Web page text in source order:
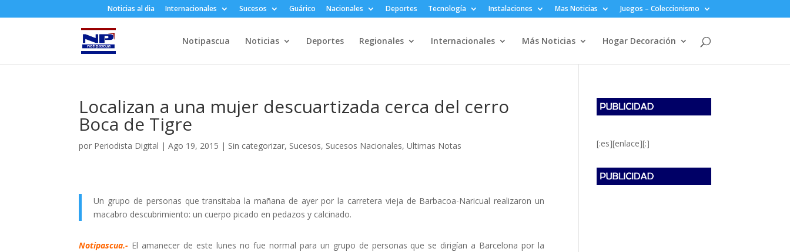
Noticias al dia Internacionales Sucesos Guárico Nacionales Deportes Tecnología Instalaciones Mas Noticias Juegos – Coleccionismo
Notipascua Noticias Deportes Regionales Internacionales Más Noticias Hogar Decoración
Localizan a una mujer descuartizada cerca del cerro
Boca de Tigre
por Periodista Digital |Ago 19, 2015 | Sin categorizar, Sucesos, Sucesos Nacionales,Ultimas Notas
Un grupo de personas que transitaba la mañana de ayer por la carretera vieja de Barbacoa-Naricual realizaron un
macabro descubrimiento: un cuerpo picado en pedazos y calcinado.
Notipascua.- El amanecer de este lunes no fue normal para un grupo de personas que se dirigían a Barcelona por la
[:es][enlace][:]